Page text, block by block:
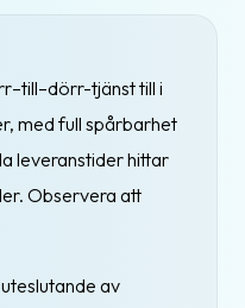
tjänst till i
med full spårbarhet
leveranstider hittar
Observera att
av